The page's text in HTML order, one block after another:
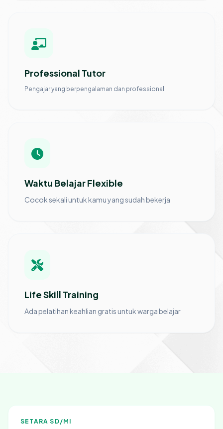
Professional Tutor
Pengajar yang berpengalaman dan professional
Waktu Belajar Flexible
Cocok sekali untuk kamu yang sudah bekerja
Life Skill Training
Ada pelatihan keahlian gratis untuk warga belajar
SETARA SD/MI